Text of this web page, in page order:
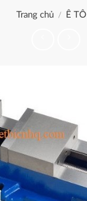
Trang chủ / Ê TÔ